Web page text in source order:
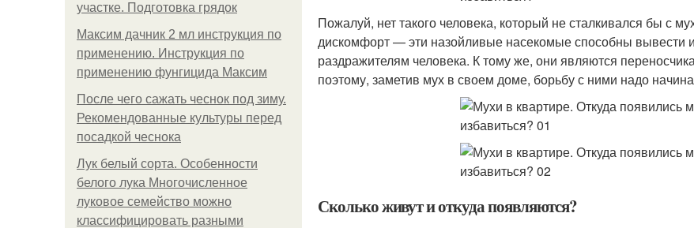
участке. Подготовка грядок
Максим дачник 2 мл инструкция по
применению. Инструкция по
применению фунгицида Максим
После чего сажать чеснок под зиму.
Рекомендованные культуры перед
посадкой чеснока
Лук белый сорта. Особенности
белого лука Многочисленное
луковое семейство можно
классифицировать разными
Пожалуй, нет такого человека, который не сталкивался бы с
дискомфорт — эти назойливые насекомые способны вывести
раздражителям человека. К тому же, они являются
поэтому, заметив мух в своем доме, борьбу с ними надо
Сколько живут и откуда появляются?